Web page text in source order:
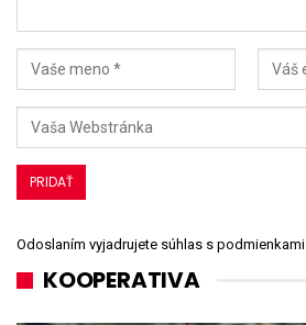
Odoslaním vyjadrujete súhlas s podmienkami
KOOPERATIVA